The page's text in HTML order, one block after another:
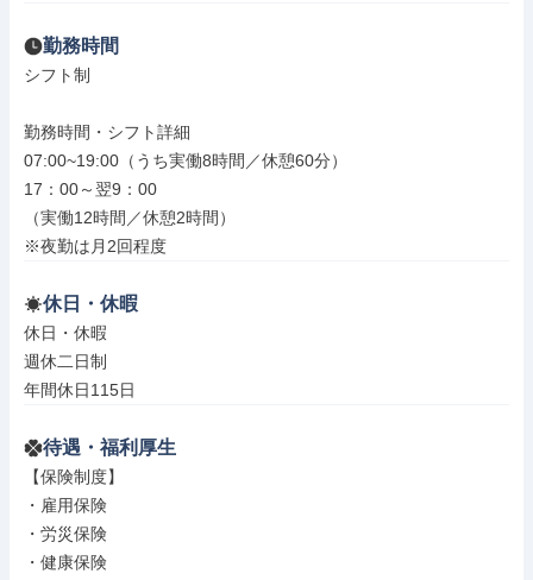
勤務時間
シフト制
勤務時間・シフト詳細
07:00~19:00（うち実働8時間／休憩60分）
17：00～翌9：00
（実働12時間／休憩2時間）
※夜勤は月2回程度
休日・休暇
休日・休暇
週休二日制
年間休日115日
待遇・福利厚生
【保険制度】
・雇用保険
・労災保険
・健康保険